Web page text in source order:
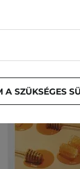
A SZÜKSÉGES